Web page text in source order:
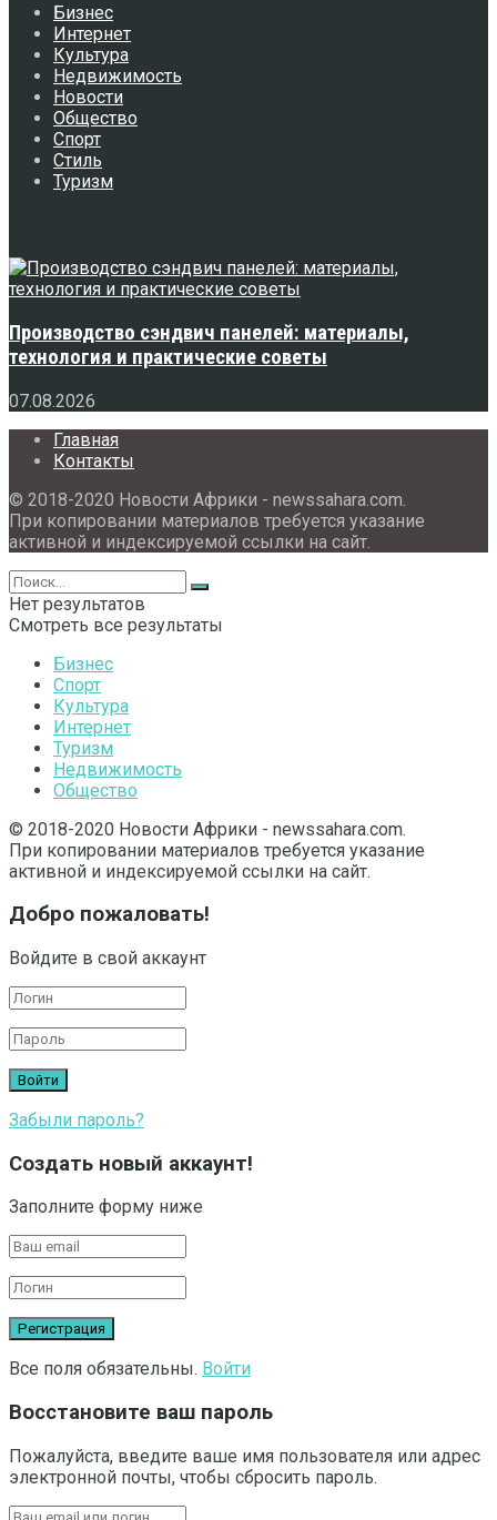
Бизнес
Интернет
Культура
Недвижимость
Новости
Общество
Спорт
Стиль
Туризм
Производство сэндвич панелей: материалы,
технология и практические советы
07.08.2026
Главная
Контакты
© 2018-2020 Новости Африки - newssahara.com.
При копировании материалов требуется указание
активной и индексируемой ссылки на сайт.
Нет результатов
Смотреть все результаты
Бизнес
Спорт
Культура
Интернет
Туризм
Недвижимость
Общество
© 2018-2020 Новости Африки - newssahara.com.
При копировании материалов требуется указание
активной и индексируемой ссылки на сайт.
Добро пожаловать!
Войдите в свой аккаунт
Забыли пароль?
Создать новый аккаунт!
Заполните форму ниже
Все поля обязательны. Войти
Восстановите ваш пароль
Пожалуйста, введите ваше имя пользователя или адрес
электронной почты, чтобы сбросить пароль.